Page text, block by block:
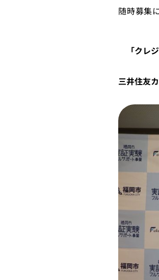
随時募集
「クレ
三井住友